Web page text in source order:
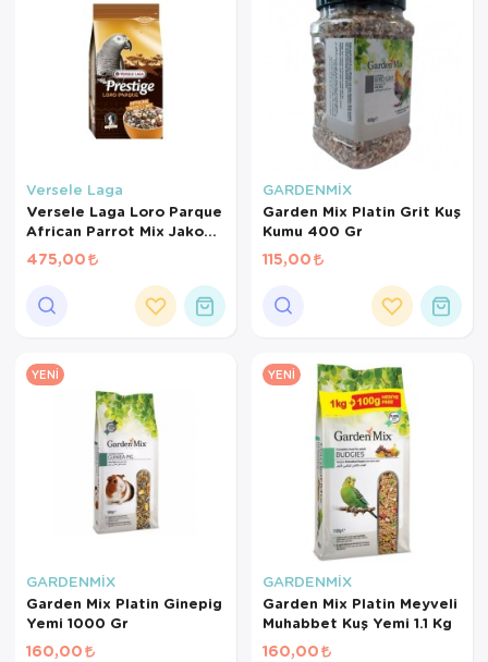
Versele Laga
Versele Laga Loro Parque
African Parrot Mix Jako
Papağanı Yemi 1 Kg
475,00
GARDENMİX
Garden Mix Platin Grit Kuş
Kumu 400 Gr
115,00
YENI
GARDENMİX
Garden Mix Platin Ginepig
Yemi 1000 Gr
160,00
YENI
GARDENMİX
Garden Mix Platin Meyveli
Muhabbet Kuş Yemi 1.1 Kg
160,00